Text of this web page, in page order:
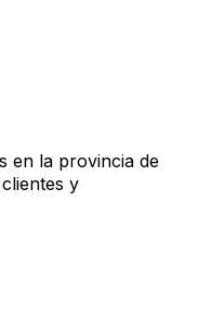
en la provincia de
y